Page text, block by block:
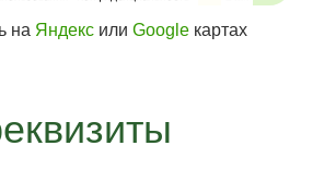
на Яндекс или Google картах